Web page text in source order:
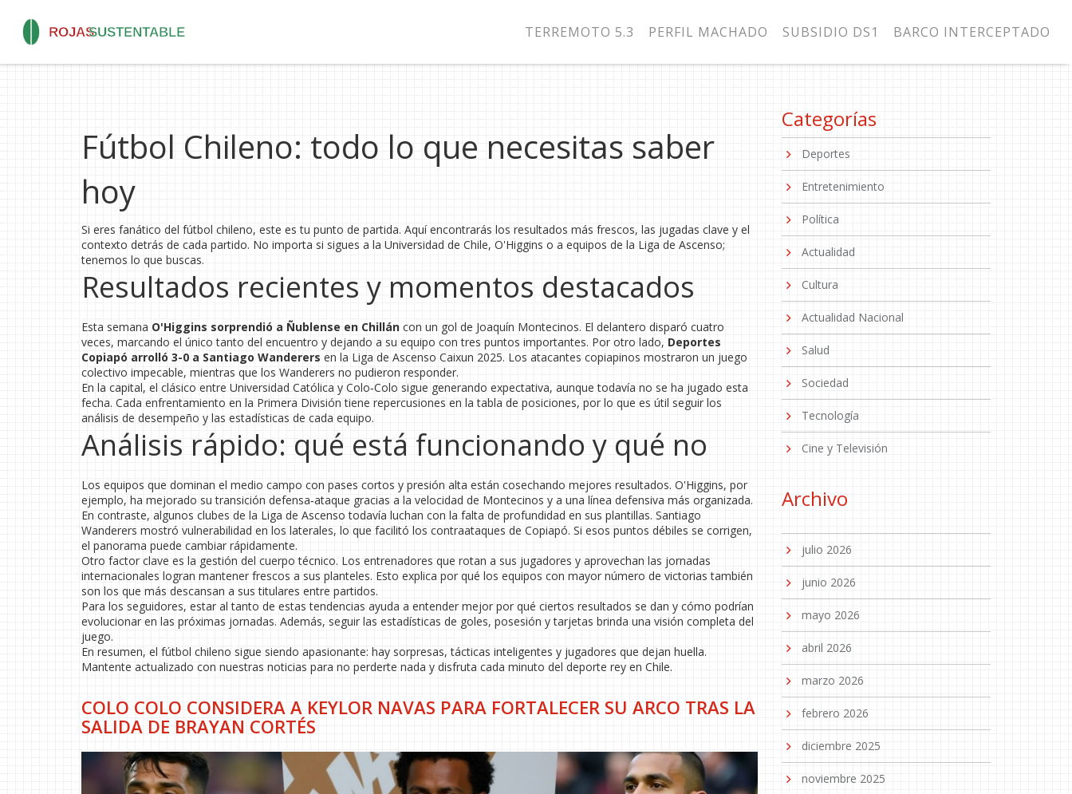
TERREMOTO 5.3 PERFIL MACHADO SUBSIDIO DS1 BARCO INTERCEPTADO
Fútbol Chileno: todo lo que necesitas saber
hoy
Si eres fanático del fútbol chileno, este es tu punto de partida. Aquí encontrarás los resultados más frescos, las jugadas clave y el
contexto detrás de cada partido. No importa si sigues a la Universidad de Chile, O'Higgins o a equipos de la Liga de Ascenso;
tenemos lo que buscas.
Resultados recientes y momentos destacados
Esta semana O'Higgins sorprendió a Ñublense en Chillán con un gol de Joaquín Montecinos. El delantero disparó cuatro
veces, marcando el único tanto del encuentro y dejando a su equipo con tres puntos importantes. Por otro lado, Deportes
Copiapó arrolló 3-0 a Santiago Wanderers en la Liga de Ascenso Caixun 2025. Los atacantes copiapinos mostraron un juego
colectivo impecable, mientras que los Wanderers no pudieron responder.
En la capital, el clásico entre Universidad Católica y Colo‑Colo sigue generando expectativa, aunque todavía no se ha jugado esta
fecha. Cada enfrentamiento en la Primera División tiene repercusiones en la tabla de posiciones, por lo que es útil seguir los
análisis de desempeño y las estadísticas de cada equipo.
Análisis rápido: qué está funcionando y qué no
Los equipos que dominan el medio campo con pases cortos y presión alta están cosechando mejores resultados. O'Higgins, por
ejemplo, ha mejorado su transición defensa‑ataque gracias a la velocidad de Montecinos y a una línea defensiva más organizada.
En contraste, algunos clubes de la Liga de Ascenso todavía luchan con la falta de profundidad en sus plantillas. Santiago
Wanderers mostró vulnerabilidad en los laterales, lo que facilitó los contraataques de Copiapó. Si esos puntos débiles se corrigen,
el panorama puede cambiar rápidamente.
Otro factor clave es la gestión del cuerpo técnico. Los entrenadores que rotan a sus jugadores y aprovechan las jornadas
internacionales logran mantener frescos a sus planteles. Esto explica por qué los equipos con mayor número de victorias también
son los que más descansan a sus titulares entre partidos.
Para los seguidores, estar al tanto de estas tendencias ayuda a entender mejor por qué ciertos resultados se dan y cómo podrían
evolucionar en las próximas jornadas. Además, seguir las estadísticas de goles, posesión y tarjetas brinda una visión completa del
juego.
En resumen, el fútbol chileno sigue siendo apasionante: hay sorpresas, tácticas inteligentes y jugadores que dejan huella.
Mantente actualizado con nuestras noticias para no perderte nada y disfruta cada minuto del deporte rey en Chile.
COLO COLO CONSIDERA A KEYLOR NAVAS PARA FORTALECER SU ARCO TRAS LA
SALIDA DE BRAYAN CORTÉS
Categorías
Deportes
Entretenimiento
Política
Actualidad
Cultura
Actualidad Nacional
Salud
Sociedad
Tecnología
Cine y Televisión
Archivo
julio 2026
junio 2026
mayo 2026
abril 2026
marzo 2026
febrero 2026
diciembre 2025
noviembre 2025